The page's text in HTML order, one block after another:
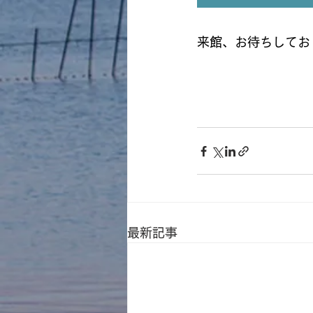
来館、お待ちしてお
最新記事